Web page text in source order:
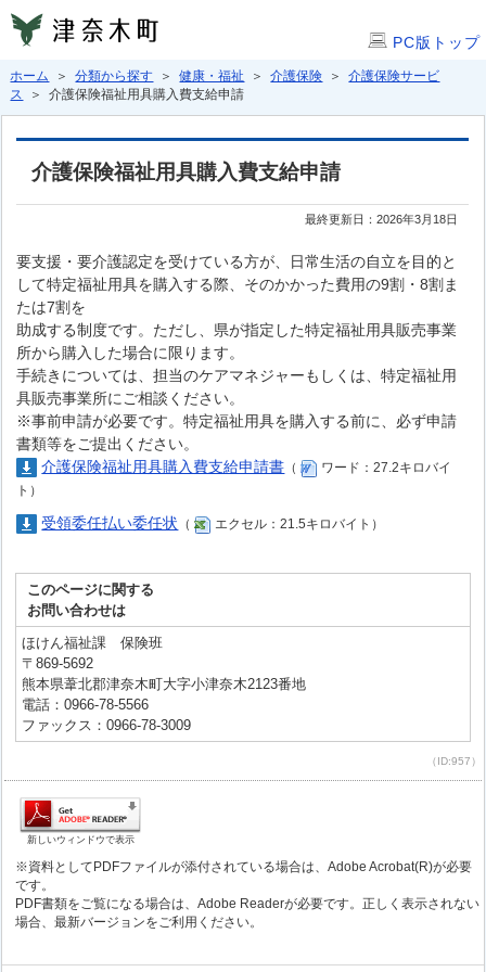
PC版トップ
ホーム ＞分類から探す ＞健康・福祉 ＞介護保険 ＞介護保険サービ
ス
＞ 介護保険福祉用具購入費支給申請
介護保険福祉用具購入費支給申請
最終更新日：2026年3月18日
要支援・要介護認定を受けている方が、日常生活の自立を目的と
して特定福祉用具を購入する際、そのかかった費用の9割・8割ま
たは7割を
助成する制度です。ただし、県が指定した特定福祉用具販売事業
所から購入した場合に限ります。
手続きについては、担当のケアマネジャーもしくは、特定福祉用
具販売事業所にご相談ください。
※事前申請が必要です。特定福祉用具を購入する前に、必ず申請
書類等をご提出ください。
介護保険福祉用具購入費支給申請書 （
ワード：27.2キロバイ
ト）
受領委任払い委任状 （ エクセル：21.5キロバイト）
このページに関する
お問い合わせは
ほけん福祉課 保険班
〒869-5692
熊本県葦北郡津奈木町大字小津奈木2123番地
電話：0966-78-5566
ファックス：0966-78-3009
（ID:957）
新しいウィンドウで表示
※資料としてPDFファイルが添付されている場合は、Adobe Acrobat(R)が必要
です。
PDF書類をご覧になる場合は、Adobe Readerが必要です。正しく表示されない
場合、最新バージョンをご利用ください。